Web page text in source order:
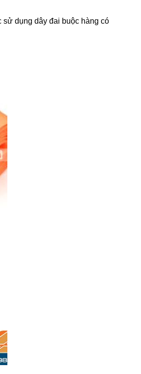
sử dụng dây đai buộc hàng có